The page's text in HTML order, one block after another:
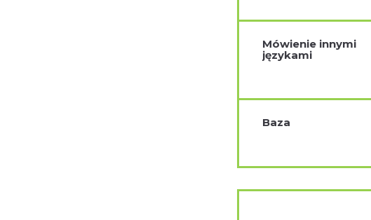
Mówienie innymi
językami
Baza